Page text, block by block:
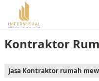
Kontraktor
Jasa Kontraktor rumah